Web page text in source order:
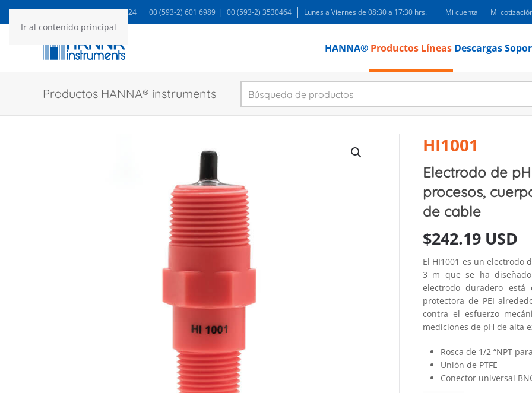
Ir al contenido principal
WA: 99935 1624 00 (593-2) 601 6989 | 00 (593-2) 3530464 Lunes a Viernes de 08:30 a 17:30 hrs. Mi cuenta Mi
HANNA® Productos Líneas Descargas
Productos HANNA® instruments
HI1001
Electrodo de
procesos,
de cable
$242.19 USD
El HI1001 es un electrodo
3 m que se ha diseñado
electrodo duradero
protectora de PEI
contra el esfuerzo
mediciones de pH de alta
Rosca de 1/2 “NPT
Unión de PTFE
Conector universal